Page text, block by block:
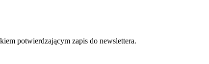
potwierdzającym zapis do newslettera.